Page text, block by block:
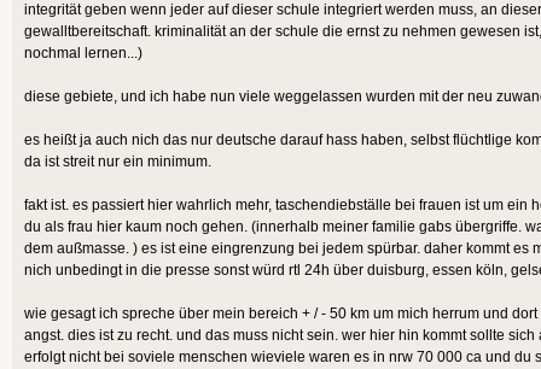
integrität geben wenn jeder auf dieser schule integriert werden muss, an
gewalltbereitschaft. kriminalität an der schule die ernst zu nehmen gewesen
nochmal lernen...)
diese gebiete, und ich habe nun viele weggelassen wurden mit der neu
es heißt ja auch nich das nur deutsche darauf hass haben, selbst flüchtlige
da ist streit nur ein minimum.
fakt ist. es passiert hier wahrlich mehr, taschendiebställe bei frauen ist um ein
du als frau hier kaum noch gehen. (innerhalb meiner familie gabs übergriffe.
dem außmasse. ) es ist eine eingrenzung bei jedem spürbar. daher kommt es
nich unbedingt in die presse sonst würd rtl 24h über duisburg, essen köln,
wie gesagt ich spreche über mein bereich + / - 50 km um mich herrum und
angst. dies ist zu recht. und das muss nicht sein. wer hier hin kommt sollte
erfolgt nicht bei soviele menschen wieviele waren es in nrw 70 000 ca und du